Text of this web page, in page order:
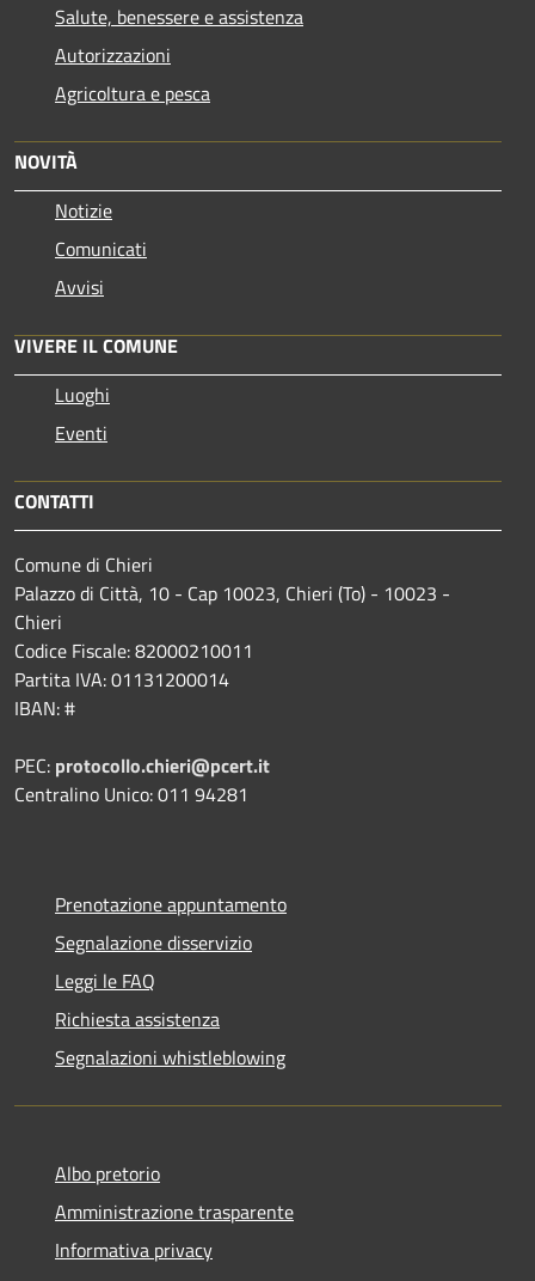
Salute, benessere e assistenza
Autorizzazioni
Agricoltura e pesca
NOVITÀ
Notizie
Comunicati
Avvisi
VIVERE IL COMUNE
Luoghi
Eventi
CONTATTI
Comune di Chieri
Palazzo di Città, 10 - Cap 10023, Chieri (To) - 10023 -
Chieri
Codice Fiscale: 82000210011
Partita IVA: 01131200014
IBAN: #
PEC: protocollo.chieri@pcert.it
Centralino Unico: 011 94281
Prenotazione appuntamento
Segnalazione disservizio
Leggi le FAQ
Richiesta assistenza
Segnalazioni whistleblowing
Albo pretorio
Amministrazione trasparente
Informativa privacy